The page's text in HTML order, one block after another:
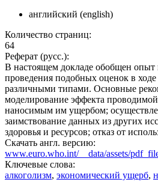
английский (english)
Количество страниц:
64
Реферат (русс.):
В настоящем докладе обобщен опыт
проведения подобных оценок в
различными типами. Основные
моделирование эффекта
наносимым им ущербом;
заимствование данных из других
здоровья и ресурсов; отказ от
Скачать англ. версию:
www.euro.who.int/__data/assets/
Ключевые слова:
алкоголизм, экономический ущерб,